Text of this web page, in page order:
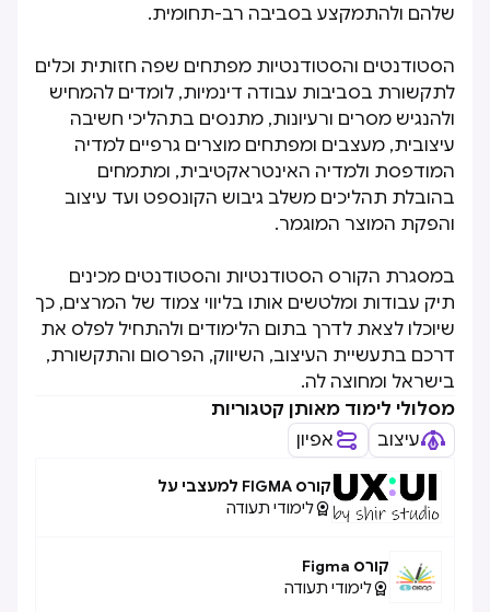
שלהם ולהתמקצע בסביבה רב-תחומית.
הסטודנטים והסטודנטיות מפתחים שפה חזותית וכלים
לתקשורת בסביבות עבודה דינמיות, לומדים להמחיש
ולהנגיש מסרים ורעיונות, מתנסים בתהליכי חשיבה
עיצובית, מעצבים ומפתחים מוצרים גרפיים למדיה
המודפסת ולמדיה האינטראקטיבית, ומתמחים
בהובלת תהליכים משלב גיבוש הקונספט ועד עיצוב
והפקת המוצר המוגמר.
במסגרת הקורס הסטודנטיות והסטודנטים מכינים
תיק עבודות ומלטשים אותו בליווי צמוד של המרצים, כך
שיוכלו לצאת לדרך בתום הלימודים ולהתחיל לפלס את
דרכם בתעשיית העיצוב, השיווק, הפרסום והתקשורת,
בישראל ומחוצה לה.
מסלולי לימוד מאותן קטגוריות
עיצוב
אפיון
קורס FIGMA למעצבי על
לימודי תעודה
קורס Figma
לימודי תעודה